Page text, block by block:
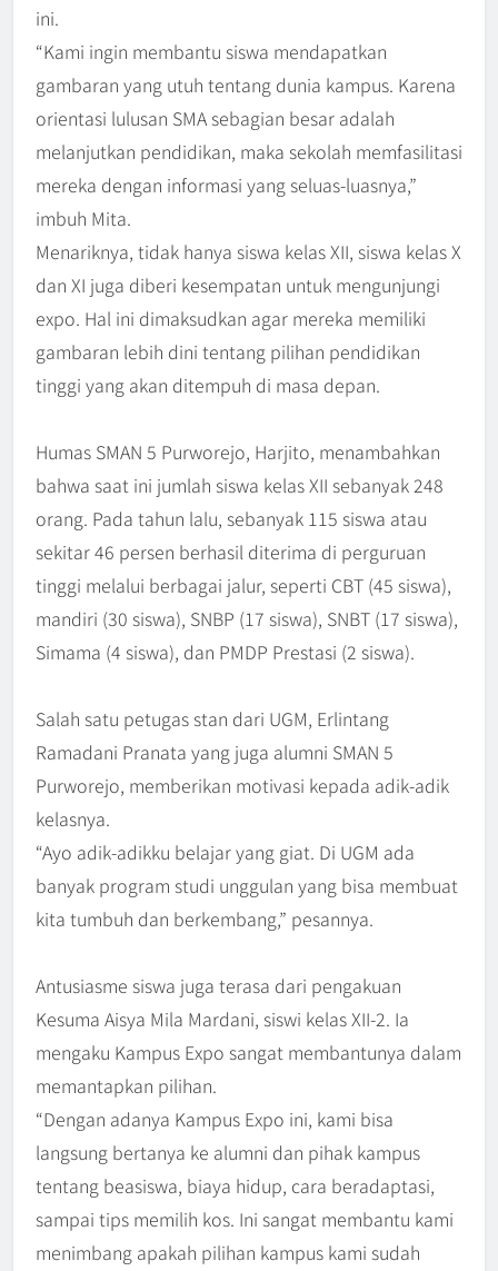
ini.
“Kami ingin membantu siswa mendapatkan
gambaran yang utuh tentang dunia kampus. Karena
orientasi lulusan SMA sebagian besar adalah
melanjutkan pendidikan, maka sekolah memfasilitasi
mereka dengan informasi yang seluas-luasnya,”
imbuh Mita.
Menariknya, tidak hanya siswa kelas XII, siswa kelas X
dan XI juga diberi kesempatan untuk mengunjungi
expo. Hal ini dimaksudkan agar mereka memiliki
gambaran lebih dini tentang pilihan pendidikan
tinggi yang akan ditempuh di masa depan.
Humas SMAN 5 Purworejo, Harjito, menambahkan
bahwa saat ini jumlah siswa kelas XII sebanyak 248
orang. Pada tahun lalu, sebanyak 115 siswa atau
sekitar 46 persen berhasil diterima di perguruan
tinggi melalui berbagai jalur, seperti CBT (45 siswa),
mandiri (30 siswa), SNBP (17 siswa), SNBT (17 siswa),
Simama (4 siswa), dan PMDP Prestasi (2 siswa).
Salah satu petugas stan dari UGM, Erlintang
Ramadani Pranata yang juga alumni SMAN 5
Purworejo, memberikan motivasi kepada adik-adik
kelasnya.
“Ayo adik-adikku belajar yang giat. Di UGM ada
banyak program studi unggulan yang bisa membuat
kita tumbuh dan berkembang,” pesannya.
Antusiasme siswa juga terasa dari pengakuan
Kesuma Aisya Mila Mardani, siswi kelas XII-2. Ia
mengaku Kampus Expo sangat membantunya dalam
memantapkan pilihan.
“Dengan adanya Kampus Expo ini, kami bisa
langsung bertanya ke alumni dan pihak kampus
tentang beasiswa, biaya hidup, cara beradaptasi,
sampai tips memilih kos. Ini sangat membantu kami
menimbang apakah pilihan kampus kami sudah